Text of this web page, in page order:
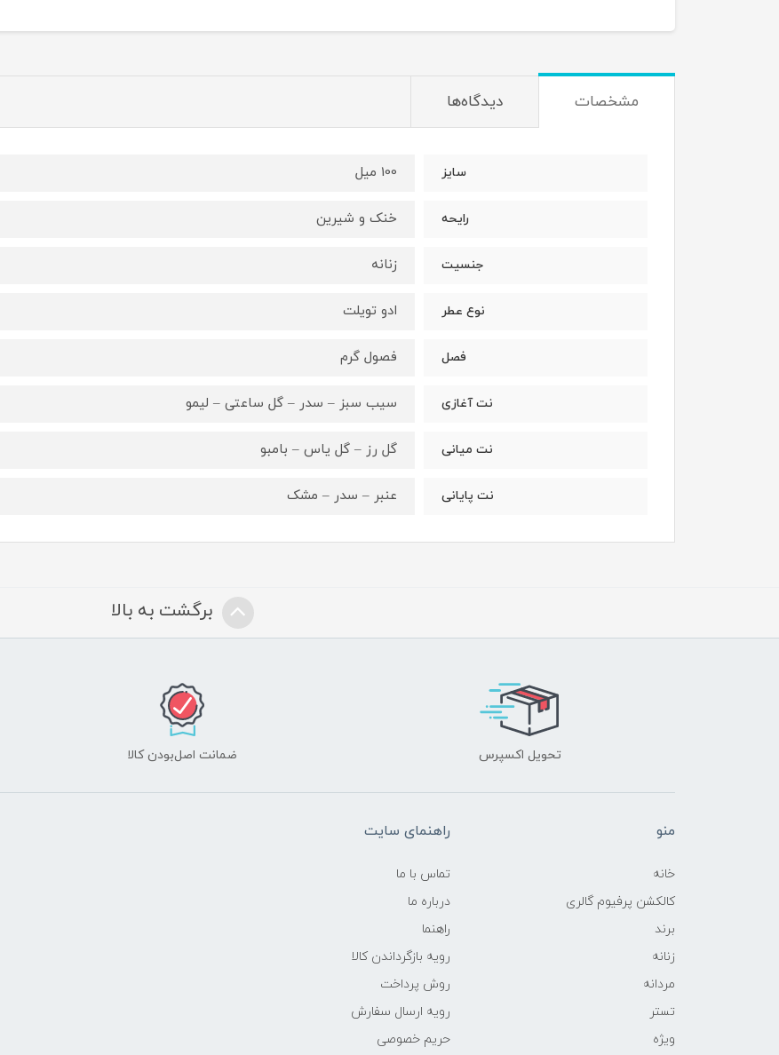
مشخصات دیدگاه‌ها
سایز 100 میل
رایحه خنک و شیرین
جنسیت زنانه
نوع عطر ادو تویلت
فصل فصول گرم
نت آغازی سیب سبز – سدر – گل ساعتی – لیمو
نت میانی گل رز – گل یاس – بامبو
نت پایانی عنبر – سدر – مشک
برگشت به بالا
تحویل اکسپرس ضمانت اصل‌بودن کالا
منو
خانه
کالکشن پرفیوم گالری
برند
زنانه
مردانه
تستر
ویژه
راهنمای سایت
تماس با ما
درباره ما
راهنما
رویه‌ بازگرداندن کالا
روش پرداخت
رویه ارسال سفارش
حریم خصوصی